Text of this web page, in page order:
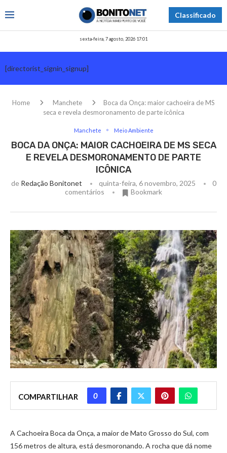
Classificado
sexta-feira, 7 agosto, 2026 17:01
[directorist_signin_signup]
Home Manchete
Boca da Onça: maior cachoeira de MS
seca e revela desmoronamento de parte icônica
Manchete Meio Ambiente
BOCA DA ONÇA: MAIOR CACHOEIRA DE MS SECA
E REVELA DESMORONAMENTO DE PARTE
ICÔNICA
de Redação Bonitonet quinta-feira, 6 novembro, 2025
0
comentários
Bookmark
COMPARTILHAR 0
A Cachoeira Boca da Onça, a maior de Mato Grosso do Sul, com
156 metros de altura, está desmoronando. A rocha que dá nome